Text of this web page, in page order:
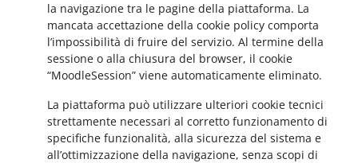
la navigazione tra le pagine della piattaforma. La
mancata accettazione della cookie policy comporta
l’impossibilità di fruire del servizio. Al termine della
sessione o alla chiusura del browser, il cookie
“MoodleSession” viene automaticamente eliminato.
La piattaforma può utilizzare ulteriori cookie tecnici
strettamente necessari al corretto funzionamento di
specifiche funzionalità, alla sicurezza del sistema e
all’ottimizzazione della navigazione, senza scopi di